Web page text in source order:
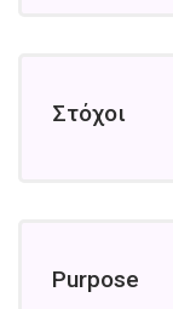
Στόχοι
Purpose